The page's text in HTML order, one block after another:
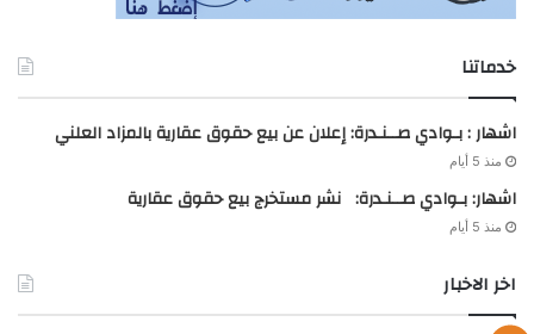
خدماتنا
اشهار : بـوادي صــنـدرة: إعلان عن بيع حقوق عقارية بالمزاد العلني
منذ 5 أيام
اشهار: بـوادي صــنـدرة: نشر مستخرج بيع حقوق عقارية
منذ 5 أيام
اخر الاخبار